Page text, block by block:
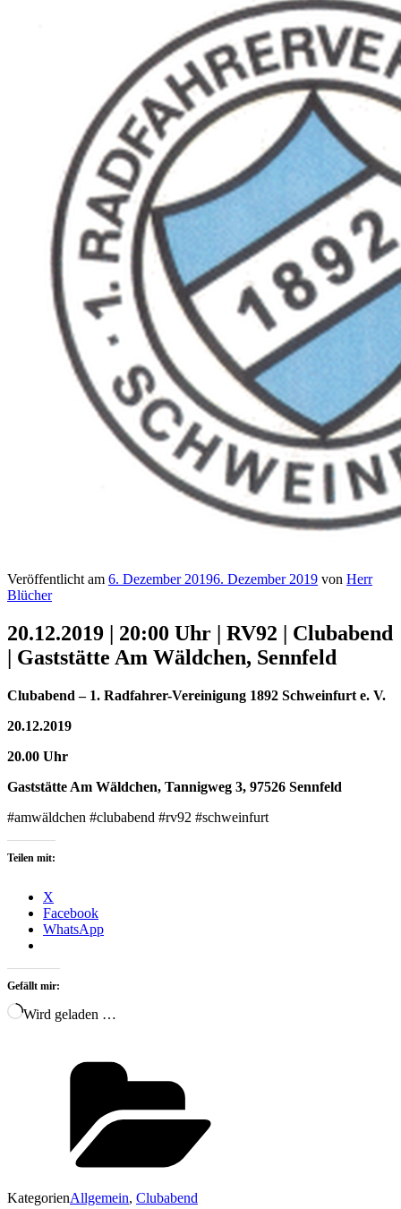
Veröffentlicht am 6. Dezember 20196. Dezember 2019 von Herr
Blücher
20.12.2019 | 20:00 Uhr | RV92 | Clubabend
| Gaststätte Am Wäldchen, Sennfeld
Clubabend – 1. Radfahrer-Vereinigung 1892 Schweinfurt e. V.
20.12.2019
20.00 Uhr
Gaststätte Am Wäldchen, Tannigweg 3, 97526 Sennfeld
‪#amwäldchen‬ #clubabend #rv92 #schweinfurt
Teilen mit:
X
Facebook
WhatsApp
Gefällt mir:
Wird geladen …
KategorienAllgemein, Clubabend